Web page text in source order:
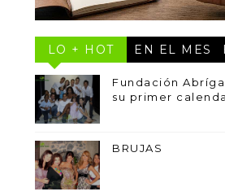
LO + HOT EN EL MES
Fundación
su primer
BRUJAS